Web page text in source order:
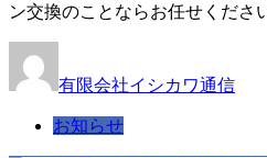
ン交換のことならお任せくださ
有限会社イシカワ通信
お知らせ